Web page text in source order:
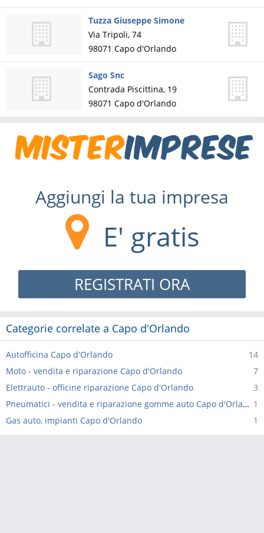
Tuzza Giuseppe Simone
Via Tripoli, 74
98071 Capo d'Orlando
Sago Snc
Contrada Piscittina, 19
98071 Capo d'Orlando
Aggiungi la tua impresa
E' gratis
REGISTRATI ORA
Categorie correlate a Capo d'Orlando
14
Autofficina Capo d'Orlando
7
Moto - vendita e riparazione Capo d'Orlando
3
Elettrauto - officine riparazione Capo d'Orlando
1
Pneumatici - vendita e riparazione gomme auto Capo d'Orlando
1
Gas auto, impianti Capo d'Orlando